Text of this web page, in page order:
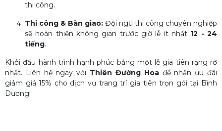
thi công.
Thi công & Bàn giao: Đội ngũ thi công chuyên nghiệp
sẽ hoàn thiện không gian trước giờ lễ ít nhất 12 - 24
tiếng.
Khởi đầu hành trình hạnh phúc bằng một lễ gia tiên rạng rỡ
nhất. Liên hệ ngay với Thiên Đường Hoađể nhận ưu đãi
giảm giá 15% cho dịch vụ trang trí gia tiên trọn gói tại Bình
Dương!